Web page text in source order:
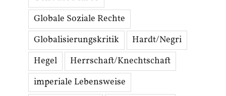
Globale Soziale Rechte
Globalisierungskritik
Hardt/Negri
Hegel
Herrschaft/Knechtschaft
imperiale Lebensweise